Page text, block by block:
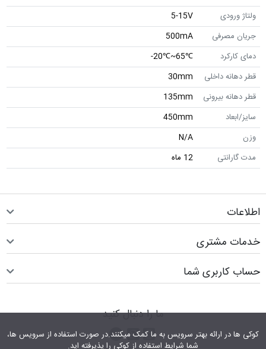
کوکی ها در ارائه بهتر سرویس‎ به ما کمک می‎کنند.در صورت استفاده از سرویس ها،
شما شرایط استفاده از کوکی را پذیرفته اید.
ولتاژ ورودی
5-15V
جریان مصرفی
500mA
دمای کارکرد
℃65~℃20-
قطر دهانه داخلی
30mm
قطر دهانه بیرونی
135mm
سایز/ابعاد
450mm
وزن
N/A
مدت گارانتی
12 ماه
اطلاعات
خدمات مشتری
حساب کاربری شما
ما را دنبال کنید
اینستاگرام
پیام رسان واتس اپ
کانال تلگرام